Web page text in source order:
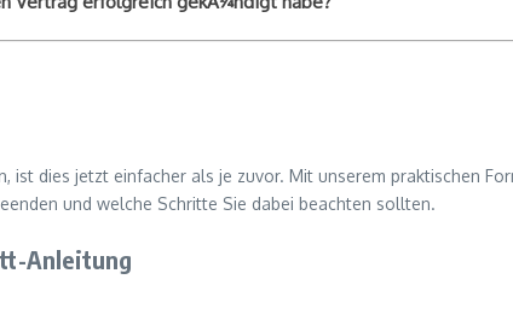
dies jetzt einfacher als je zuvor. Mit unserem praktischen
und welche Schritte Sie dabei beachten sollten.
Anleitung